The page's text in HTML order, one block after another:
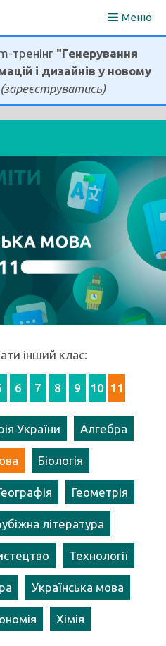
Меню
тренінг "Генерування
і дизайнів у новому
(зареєструватись)
інший клас:
6 7 8 9 10 11
України Алгебра
Біологія
Геометрія
література
Технології
Українська мова
Хімія